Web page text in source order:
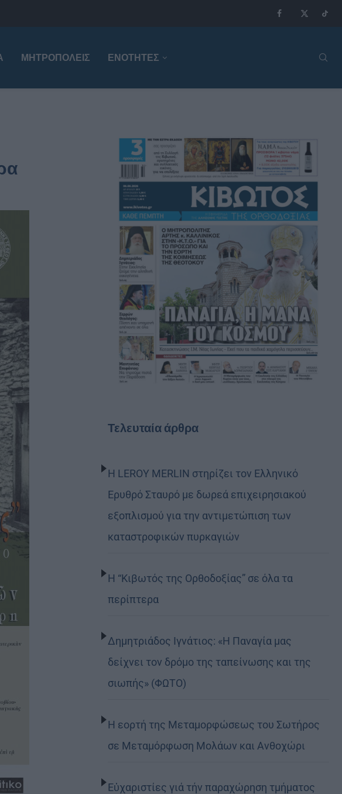
ΜΗΤΡΟΠΌΛΕΙΣ ΕΝΟΤΗΤΕΣ
Τελευταία άρθρα
Η LEROY MERLIN στηρίζει τον Ελληνικό
Ερυθρό Σταυρό με δωρεά επιχειρησιακού
εξοπλισμού για την αντιμετώπιση των
καταστροφικών πυρκαγιών
Η “Κιβωτός της Ορθοδοξίας” σε όλα τα
περίπτερα
Δημητριάδος Ιγνάτιος: «Η Παναγία μας
δείχνει τον δρόμο της ταπείνωσης και της
σιωπής» (ΦΩΤΟ)
Η εορτή της Μεταμορφώσεως του Σωτήρος
σε Μεταμόρφωση Μολάων και Ανθοχώρι
Εὐχαριστίες γιά τήν παραχώρηση τμήματος